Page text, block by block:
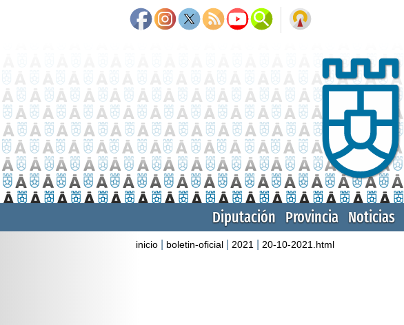
Diputación Provincia Noticias
inicio boletin-oficial 2021 20-10-2021.html